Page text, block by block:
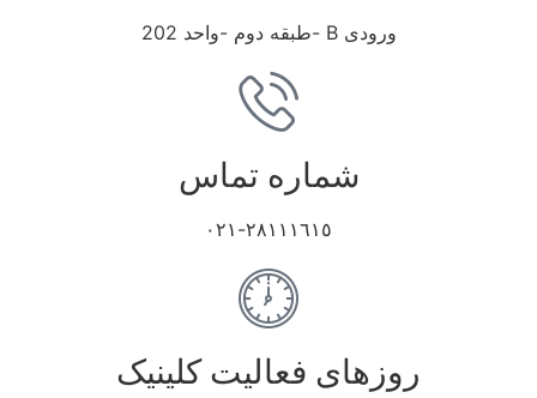
ورودی B -طبقه دوم -واحد 202
شماره تماس
٢٨١١١٦١٥-٠٢١
روزهای فعالیت کلینیک